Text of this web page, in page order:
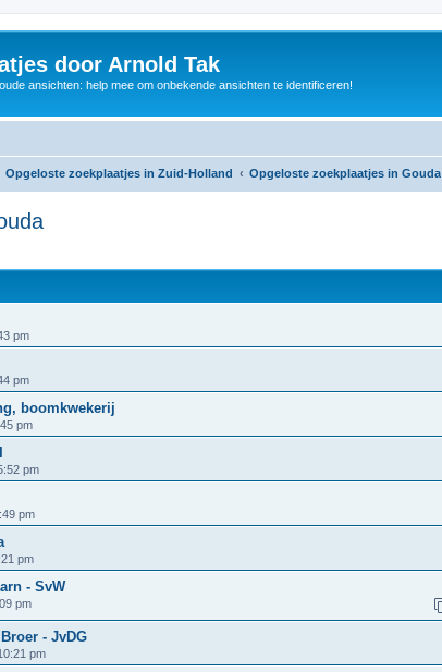
door Arnold Tak
ansichten: help mee om onbekende ansichten te identificeren!
Opgeloste zoekplaatjes in Zuid-Holland Opgeloste zoekplaatjes in Gouda
pm
pm
boomkwekerij
pm
pm
pm
pm
- SvW
pm
- JvDG
pm